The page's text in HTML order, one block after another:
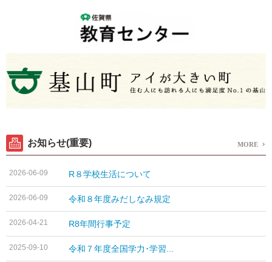
お知らせ(重要) MORE
2026-06-09 R８学校生活について
2026-06-09 令和８年度みだしなみ規定
2026-04-21 R8年間行事予定
2025-09-10 令和７年度全国学力･学習...